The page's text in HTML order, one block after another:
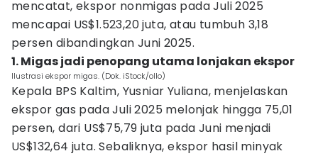
mencatat, ekspor nonmigas pada Juli 2025
mencapai US$1.523,20 juta, atau tumbuh 3,18
persen dibandingkan Juni 2025.
1. Migas jadi penopang utama lonjakan ekspor
Ilustrasi ekspor migas. (Dok. iStock/ollo)
Kepala BPS Kaltim, Yusniar Yuliana, menjelaskan
ekspor gas pada Juli 2025 melonjak hingga 75,01
persen, dari US$75,79 juta pada Juni menjadi
US$132,64 juta. Sebaliknya, ekspor hasil minyak